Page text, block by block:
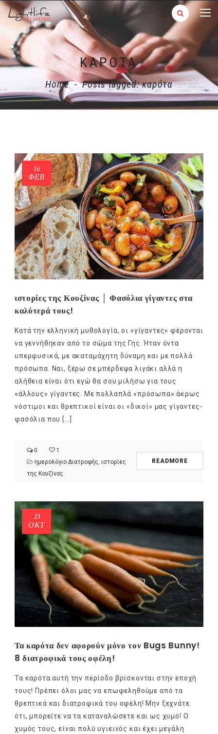
ΚΑΡΌΤΑ
Home - Posts tagged: καρότα
16
ΦΕΒ
ιστορίες της Κουζίνας │ Φασόλια γίγαντες στα
καλύτερά τους!
Κατά την ελληνική μυθολογία, οι «γίγαντες» φέρονται
να γεννήθηκαν από το σώμα της Γης. Ήταν όντα
υπερφυσικά, με ακαταμάχητη δύναμη και με πολλά
πρόσωπα. Ναι, ξέρω σε μπέρδεψα λιγάκι αλλά η
αλήθεια είναι ότι εγώ θα σου μιλήσω για τους
«άλλους» γίγαντες. Με πολλαπλά «πρόσωπα» άκρως
νόστιμοι και θρεπτικοί είναι οι «δικοί» μας γίγαντες-
φασόλια που […]
0
1
ημερολόγιο Διατροφής ιστορίες
της Κουζίνας
READMORE
23
ΟΚΤ
Τα καρότα δεν αφορούν μόνο τον Bugs Bunny!
8 διατροφικά τους οφέλη!
Τα καρότα αυτή την περίοδο βρίσκονται στην εποχή
τους! Πρέπει όλοι μας να επωφεληθούμε από τα
θρεπτικά και διατροφικά του οφέλη! Μην ξεχνάτε
ότι, μπορείτε να τα καταναλώσετε και ως χυμό! Ο
χυμός τους, είναι πολύ υγιεινός και έχει μεγάλη